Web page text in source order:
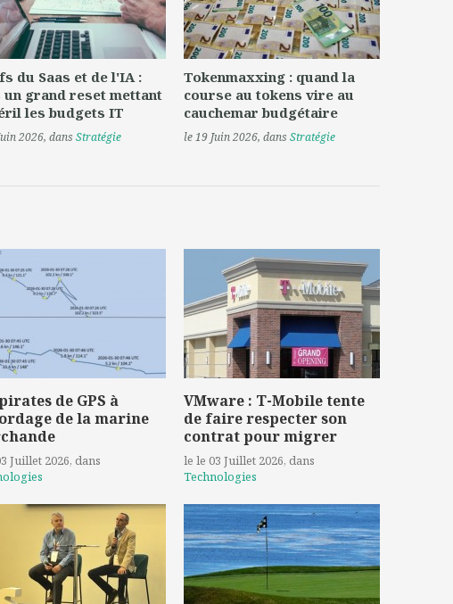
du Saas et de l'IA :
un grand reset mettant
les budgets IT
2026, dans Stratégie
Tokenmaxxing : quand la
course au tokens vire au
cauchemar budgétaire
le 19 Juin 2026, dans Stratégie
de GPS à
de la marine
Juillet 2026, dans
VMware : T-Mobile tente
de faire respecter son
contrat pour migrer
le le 03 Juillet 2026, dans
Technologies